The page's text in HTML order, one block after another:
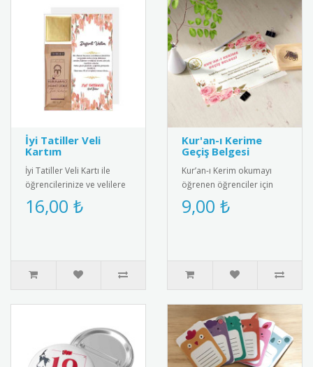
İyi Tatiller Veli
Kartım
İyi Tatiller Veli Kartı ile
öğrencilerinize ve velilere
güzel bir yaz tatili mesajı
verin! Özel tasa..
16,00 ₺
Kur'an-ı Kerime
Geçiş Belgesi
Kur’an-ı Kerim okumayı
öğrenen öğrenciler için
anlamlı ve şık bir başarı
belgesi. Sınıf içi törenler..
9,00 ₺